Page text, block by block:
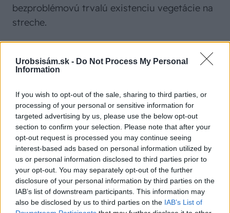
Urobsisám.sk - Do Not Process My Personal
Information
If you wish to opt-out of the sale, sharing to third parties, or
processing of your personal or sensitive information for
targeted advertising by us, please use the below opt-out
section to confirm your selection. Please note that after your
opt-out request is processed you may continue seeing
interest-based ads based on personal information utilized by
us or personal information disclosed to third parties prior to
your opt-out. You may separately opt-out of the further
disclosure of your personal information by third parties on the
IAB’s list of downstream participants. This information may
also be disclosed by us to third parties on the IAB’s List of
bezproblémovú trvalú existenciu vegetácie na
streche.
pokrývku zelenej strechy.
Vegetačná vrstva je základným prostredím pre
korenenie a rast rastlín a svojím fyzikálnym,
chemickým a biologickým zložením a
vlastnosťami je na to prispôsobená.
Filtračná vrstvazabraňuje vyplavovaniu
drobných častíc z vegetačnej vrstvy do vrstvy
drenážnej a trvalo chráni drenážnu vrstvu pred